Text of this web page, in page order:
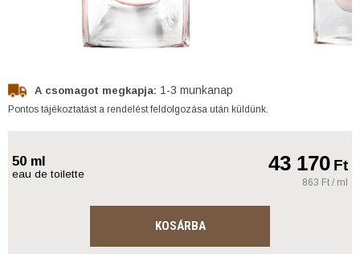
A csomagot megkapja: 1-3 munkanap
Pontos tájékoztatást a rendelést feldolgozása után küldünk.
50 ml
eau de toilette 43 170Ft
863 Ft / ml
KOSÁRBA